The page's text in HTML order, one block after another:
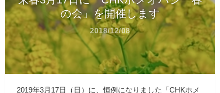
の会」を開催します
2018/12/08
2019年3月17日（日）に、恒例になりました「CHKホメ